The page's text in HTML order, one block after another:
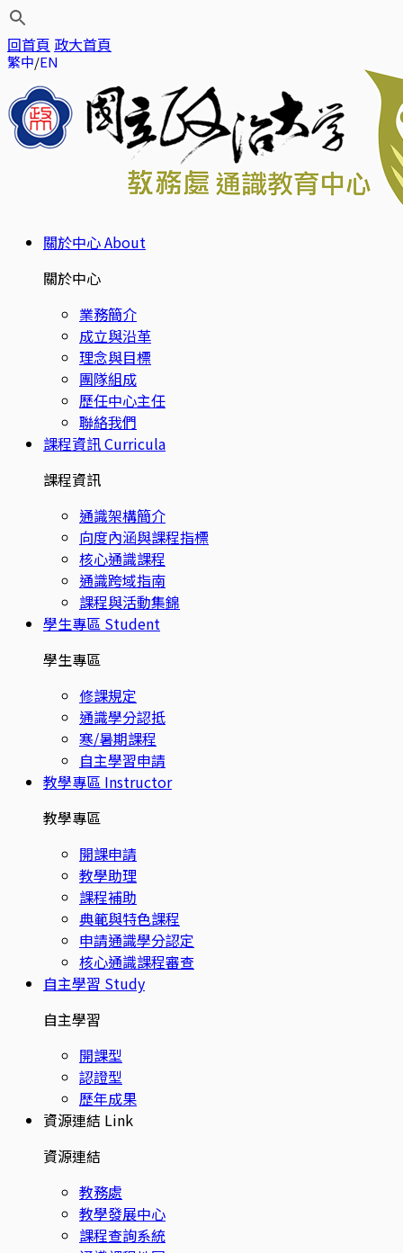
回首頁 政大首頁
繁中 EN
關於中心About
關於中心
業務簡介
成立與沿革
理念與目標
團隊組成
歷任中心主任
聯絡我們
課程資訊Curricula
課程資訊
通識架構簡介
向度內涵與課程指標
核心通識課程
通識跨域指南
課程與活動集錦
學生專區 Student
學生專區
修課規定
通識學分認抵
寒/暑期課程
自主學習申請
教學專區 Instructor
教學專區
開課申請
教學助理
課程補助
典範與特色課程
申請通識學分認定
核心通識課程審查
自主學習 Study
自主學習
開課型
認證型
歷年成果
資源連結 Link
資源連結
教務處
教學發展中心
課程查詢系統